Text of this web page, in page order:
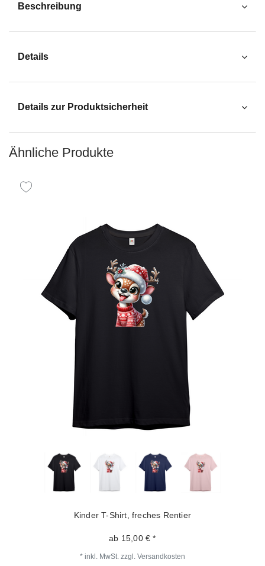
Beschreibung
Details
Details zur Produktsicherheit
Ähnliche Produkte
Kinder T-Shirt, freches Rentier
ab 15,00 € *
* inkl. MwSt. zzgl. Versandkosten